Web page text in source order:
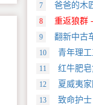
7 爸爸的木匠小屋
8 重返狼群 - 10周年
9 翻新中古车：世界巡回 第
10 青年理工工作者
11 红牛肥皂盒竞速赛
12 夏威夷家园改造王 第
13 致命护士 第1-